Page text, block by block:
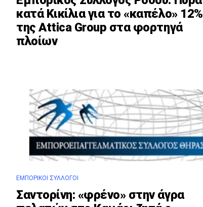
κατά Κικίλια για το «καπέλο» 12%
της Attica Group στα φορτηγά
πλοίων
ΕΜΠΟΡΙΚΟΊ ΣΎΛΛΟΓΟΙ
Σαντορίνη: «φρένο» στην άγρα